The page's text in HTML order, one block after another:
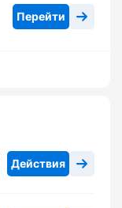
Перейти
Действия